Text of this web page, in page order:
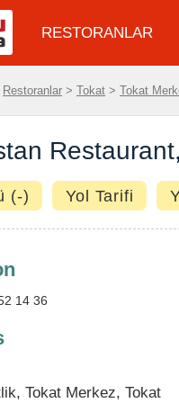
RESTORANLAR
Restoranlar > Tokat > Tokat
(-) Yol Tarifi
14 36
Tokat Merkez, Tokat